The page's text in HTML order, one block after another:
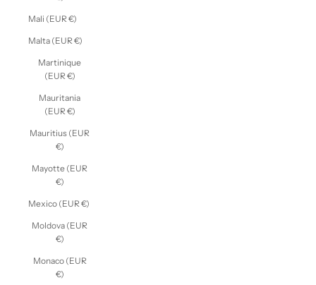
Mali (EUR €)
Malta (EUR €)
Martinique
(EUR €)
Mauritania
(EUR €)
Mauritius (EUR
€)
Mayotte (EUR
€)
Mexico (EUR €)
Moldova (EUR
€)
Monaco (EUR
€)